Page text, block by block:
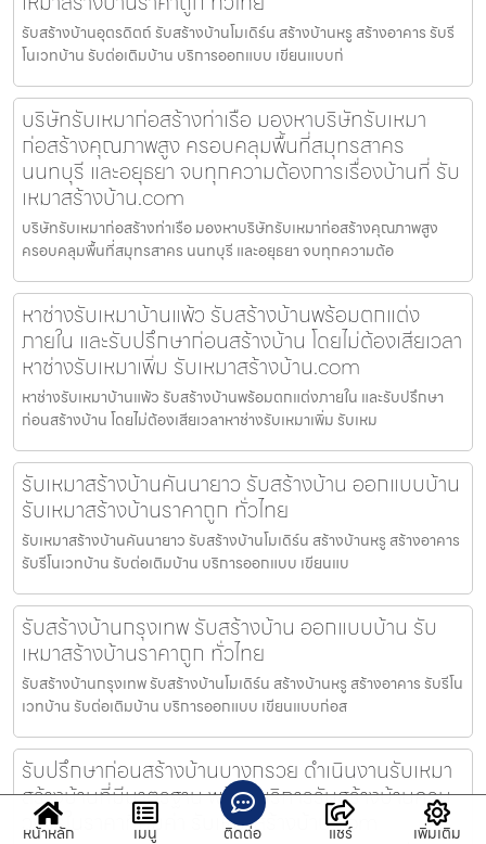
รับสร้างบ้านอุตรดิตถ์ รับสร้างบ้านโมเดิร์น สร้างบ้านหรู สร้างอาคาร รับรี
โนเวทบ้าน รับต่อเติมบ้าน บริการออกแบบ เขียนแบบก่
บริษัทรับเหมาก่อสร้างท่าเรือ มองหาบริษัทรับเหมา
ก่อสร้างคุณภาพสูง ครอบคลุมพื้นที่สมุทรสาคร
นนทบุรี และอยุธยา จบทุกความต้องการเรื่องบ้านที่ รับ
เหมาสร้างบ้าน.com
บริษัทรับเหมาก่อสร้างท่าเรือ มองหาบริษัทรับเหมาก่อสร้างคุณภาพสูง
ครอบคลุมพื้นที่สมุทรสาคร นนทบุรี และอยุธยา จบทุกความต้อ
หาช่างรับเหมาบ้านแพ้ว รับสร้างบ้านพร้อมตกแต่ง
ภายใน และรับปรึกษาก่อนสร้างบ้าน โดยไม่ต้องเสียเวลา
หาช่างรับเหมาเพิ่ม รับเหมาสร้างบ้าน.com
หาช่างรับเหมาบ้านแพ้ว รับสร้างบ้านพร้อมตกแต่งภายใน และรับปรึกษา
ก่อนสร้างบ้าน โดยไม่ต้องเสียเวลาหาช่างรับเหมาเพิ่ม รับเหม
รับเหมาสร้างบ้านคันนายาว รับสร้างบ้าน ออกแบบบ้าน
รับเหมาสร้างบ้านราคาถูก ทั่วไทย
รับเหมาสร้างบ้านคันนายาว รับสร้างบ้านโมเดิร์น สร้างบ้านหรู สร้างอาคาร
รับรีโนเวทบ้าน รับต่อเติมบ้าน บริการออกแบบ เขียนแบ
รับสร้างบ้านกรุงเทพ รับสร้างบ้าน ออกแบบบ้าน รับ
เหมาสร้างบ้านราคาถูก ทั่วไทย
รับสร้างบ้านกรุงเทพ รับสร้างบ้านโมเดิร์น สร้างบ้านหรู สร้างอาคาร รับรีโน
เวทบ้าน รับต่อเติมบ้าน บริการออกแบบ เขียนแบบก่อส
รับปรึกษาก่อนสร้างบ้านบางกรวย ดำเนินงานรับเหมา
สร้างบ้านที่มีมาตรฐาน พร้อมบริการรับสร้างบ้านครบ
วงจรในราคาที่คุ้มค่า รับเหมาสร้างบ้าน.com
หน้าหลัก เมนู ติดต่อ แชร์ เพิ่มเติม